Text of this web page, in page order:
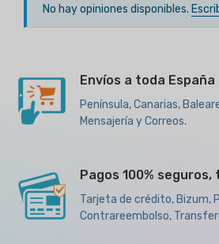
No hay opiniones disponibles.
Envíos a toda España
Península, Canarias,
Mensajería y Correos.
Pagos 100% seguros,
Tarjeta de crédito, Bizum,
Contrareembolso,